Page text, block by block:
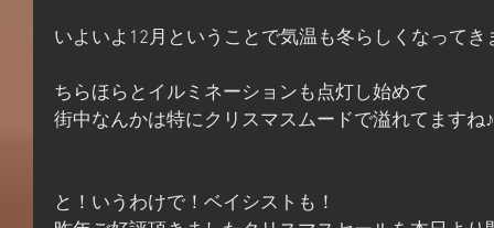
いよいよ12月ということで気温も冬らしくなってき
ちらほらとイルミネーションも点灯し始めて
街中なんかは特にクリスマスムードで溢れてますね♪
と！いうわけで！ベイシストも！